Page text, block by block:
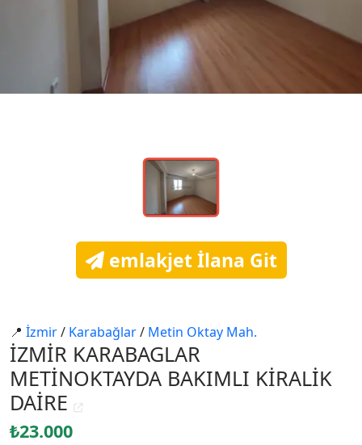
emlakjet İlana Git
📍 İzmi̇r/ Karabağlar/ Meti̇n Oktay Mah.
İZMİR KARABAGLAR
METİNOKTAYDA BAKIMLI KİRALİK
DAİRE
₺23.000